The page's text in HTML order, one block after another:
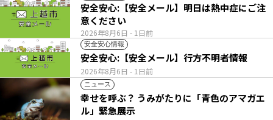
2026年8月6日 - 1日前
安全安心:【安全メール】明日は熱中症にご注
意ください
安全安心情報
2026年8月6日 - 1日前
安全安心:【安全メール】行方不明者情報
ニュース
幸せを呼ぶ？ うみがたりに「青色のアマガエ
ル」緊急展示